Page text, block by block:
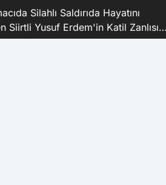
Silahlı Saldırıda Hayatını
Yusuf Erdem'in Katil Zanlısı
Tutuklandı